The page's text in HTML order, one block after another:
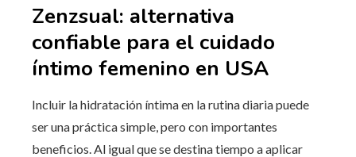
Zenzsual: alternativa
confiable para el cuidado
íntimo femenino en USA
Incluir la hidratación íntima en la rutina diaria puede
ser una práctica simple, pero con importantes
beneficios. Al igual que se destina tiempo a aplicar